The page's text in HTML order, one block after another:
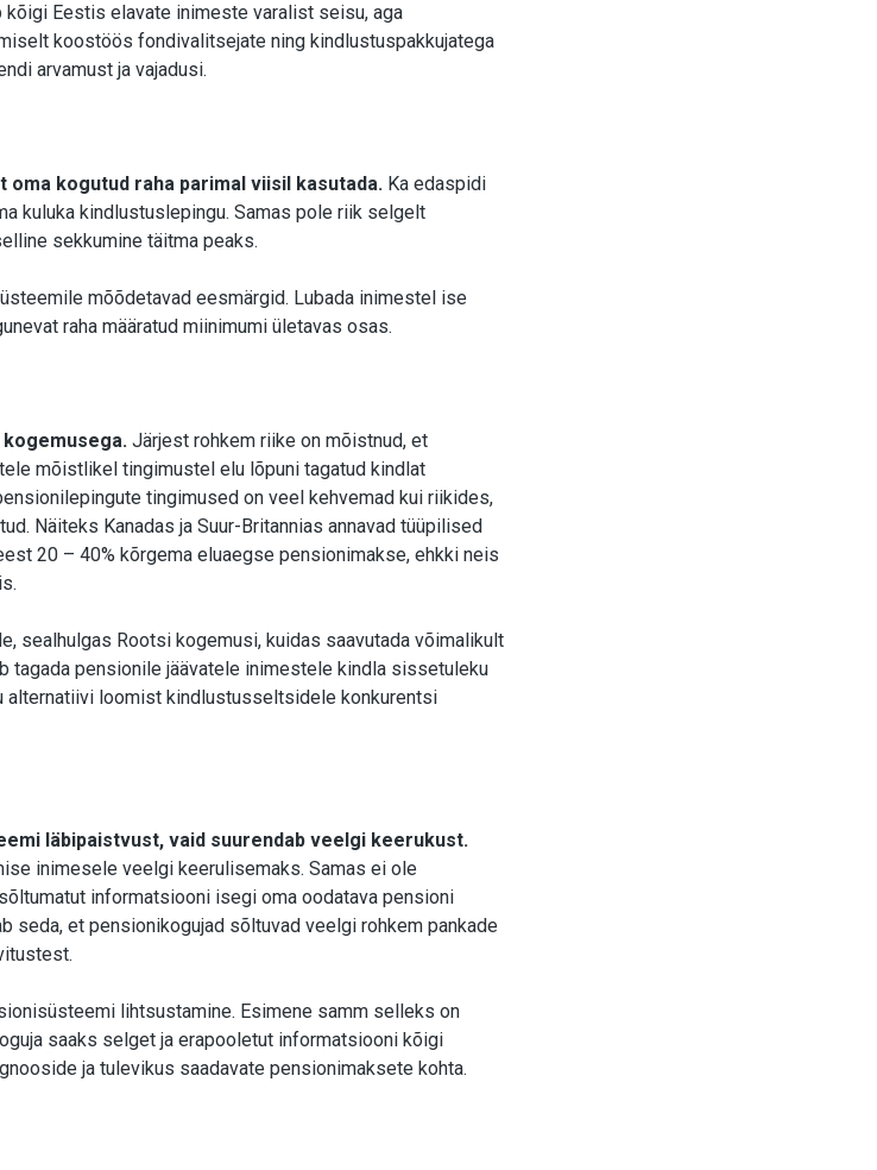
Eestis elavate inimeste varalist seisu, aga
koostöös fondivalitsejate ning kindlustuspakkujatega
arvamust ja vajadusi.
oma kogutud raha parimal viisil kasutada. Ka edaspidi
kuluka kindlustuslepingu. Samas pole riik selgelt
sekkumine täitma peaks.
mõõdetavad eesmärgid. Lubada inimestel ise
raha määratud miinimumi ületavas osas.
kogemusega. Järjest rohkem riike on mõistnud, et
mõistlikel tingimustel elu lõpuni tagatud kindlat
tingimused on veel kehvemad kui riikides,
Näiteks Kanadas ja Suur-Britannias annavad tüüpilised
20 – 40% kõrgema eluaegse pensionimakse, ehkki neis
sealhulgas Rootsi kogemusi, kuidas saavutada võimalikult
tagada pensionile jäävatele inimestele kindla sissetuleku
alternatiivi loomist kindlustusseltsidele konkurentsi
läbipaistvust, vaid suurendab veelgi keerukust.
inimesele veelgi keerulisemaks. Samas ei ole
informatsiooni isegi oma oodatava pensioni
seda, et pensionikogujad sõltuvad veelgi rohkem pankade
lihtsustamine. Esimene samm selleks on
saaks selget ja erapooletut informatsiooni kõigi
ja tulevikus saadavate pensionimaksete kohta.